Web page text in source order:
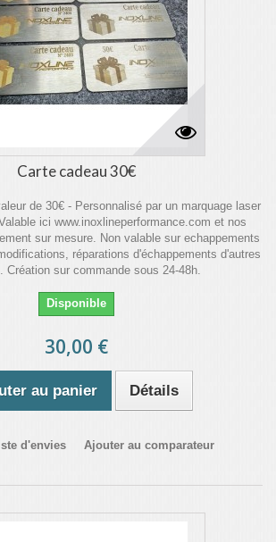
Carte cadeau 30€
de 30€ - Personnalisé par un marquage laser
ici www.inoxlineperformance.com et nos
sur mesure. Non valable sur echappements
réparations d'échappements d'autres
Création sur commande sous 24-48h.
Disponible
30,00 €
au panier Détails
d'envies Ajouter au comparateur